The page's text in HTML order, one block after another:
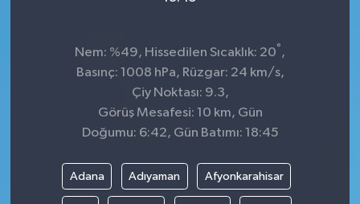
Nem: %49, Hissedilen Sıcaklık: 20° ,
Basınç: 1008 hPa, Rüzgar: 24 km/s,
Çiy Noktası: 9.3,
Görüş Mesafesi: 10 km, Gün
Doğumu: 6:42, Gün Batımı: 18:45
Adana Adıyaman Afyonkarahisar